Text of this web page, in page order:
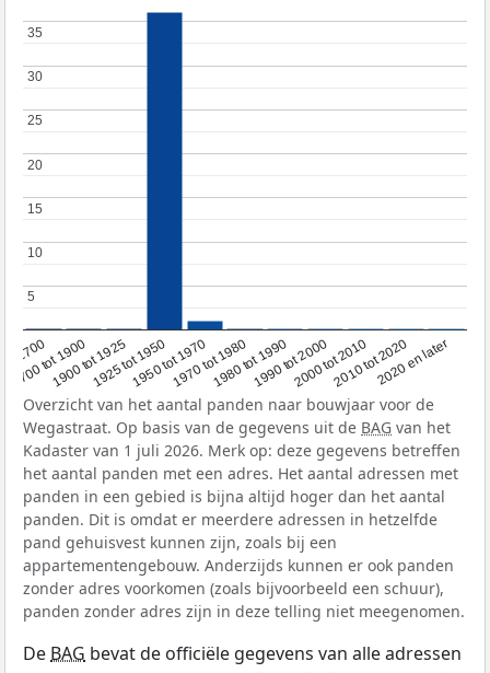
1700
1700 tot 1900
1900 tot 19251925 tot 19501950 tot 19701970 tot 19801980 tot 19901990 tot 20002000 tot 20102010 tot 20202020 en later
5
5
10
10
15
15
20
20
25
25
30
30
35
35
Overzicht van het aantal panden naar bouwjaar voor de
Wegastraat. Op basis van de gegevens uit de BAG van het
Kadaster van 1 juli 2026. Merk op: deze gegevens betreffen
het aantal panden met een adres. Het aantal adressen met
panden in een gebied is bijna altijd hoger dan het aantal
panden. Dit is omdat er meerdere adressen in hetzelfde
pand gehuisvest kunnen zijn, zoals bij een
appartementengebouw. Anderzijds kunnen er ook panden
zonder adres voorkomen (zoals bijvoorbeeld een schuur),
panden zonder adres zijn in deze telling niet meegenomen.
De BAG bevat de officiële gegevens van alle adressen